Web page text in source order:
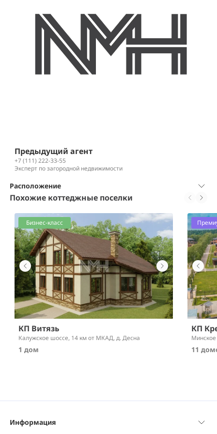
Предыдущий агент
+7 (111) 222-33-55
Эксперт по загородной недвижимости
Расположение
Похожие коттеджные поселки
Бизнес-класс
КП Витязь
Калужское шоссе, 14 км от МКАД, д. Десна
1 дом
КП
11
Информация